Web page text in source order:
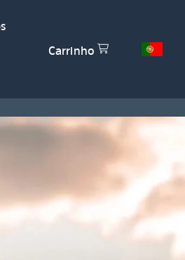
Carrinho